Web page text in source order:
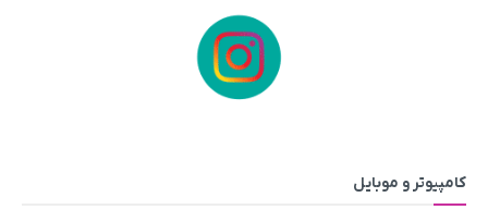
کامپیوتر و موبایل